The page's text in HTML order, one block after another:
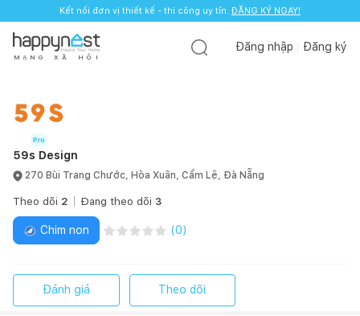
Kết nối đơn vị thiết kế - thi công uy tín. ĐĂNG KÝ NGAY!
M Ạ N G X Ã H Ộ I
Đăng nhập Đăng ký
59s Design
270 Bùi Trang Chước, Hòa Xuân, Cẩm Lệ, Đà Nẵng
Theo dõi 2 Đang theo dõi 3
Chim non (0)
Đánh giá Theo dõi